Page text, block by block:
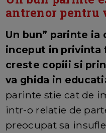
antrenor pentru
Un bun” parinte ia
inceput in privinta
creste copiii si
va ghida in
parinte stie cat de
intr-o relatie de
preocupat sa